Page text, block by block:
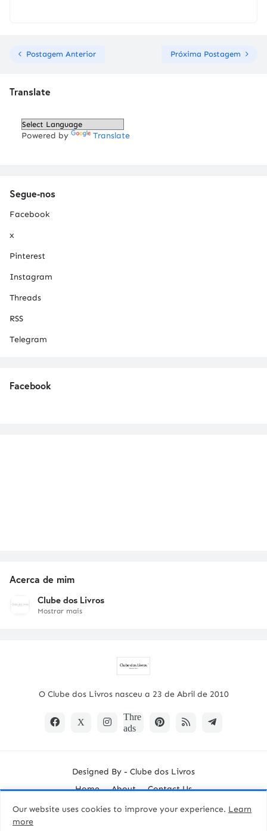
Postagem Anterior Próxima Postagem
Translate
Powered by Translate
Segue-nos
Facebook
x
Pinterest
Instagram
Threads
RSS
Telegram
Facebook
Acerca de mim
Clube dos Livros
Mostrar mais
O Clube dos Livros nasceu a 23 de Abril de 2010
Designed By - Clube dos Livros
Home
About Contact Us
Our website uses cookies to improve your experience. Learn
more